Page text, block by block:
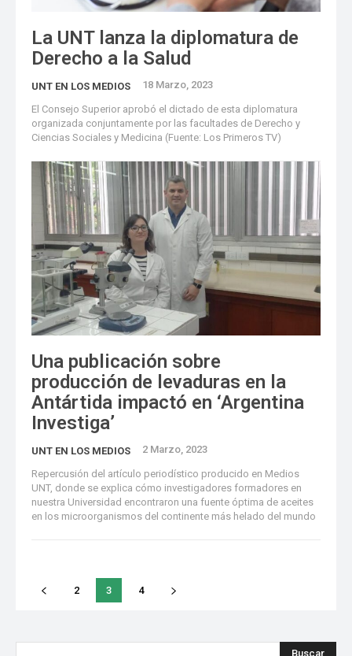
La UNT lanza la diplomatura de
Derecho a la Salud
UNT EN LOS MEDIOS 18 Marzo, 2023
El Consejo Superior aprobó el dictado de esta diplomatura
organizada conjuntamente por las facultades de Derecho y
Ciencias Sociales y Medicina (Fuente: Los Primeros TV)
Una publicación sobre
producción de levaduras en la
Antártida impactó en ‘Argentina
Investiga’
UNT EN LOS MEDIOS 2 Marzo, 2023
Repercusión del artículo periodístico producido en Medios
UNT, donde se explica cómo investigadores formadores en
nuestra Universidad encontraron una fuente óptima de aceites
en los microorganismos del continente más helado del mundo
2 3 4
Buscar